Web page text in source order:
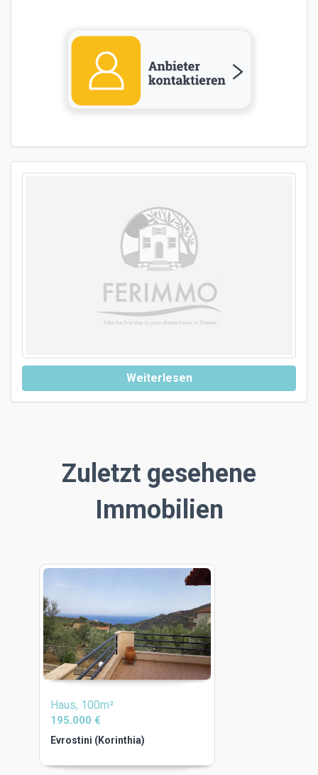
Weiterlesen
Zuletzt gesehene
Immobilien
Haus, 100m²
195.000 €
Evrostini (Korinthia)